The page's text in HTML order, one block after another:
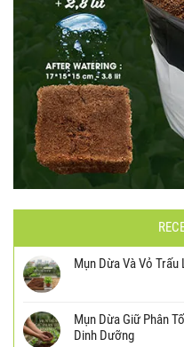
Mụn Dừa Và Vỏ
Mụn Dừa Giữ Phân
Dinh Dưỡng